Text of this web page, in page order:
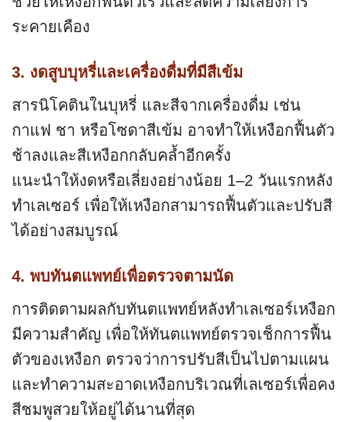
ระคายเคือง
3. งดสูบบุหรี่และเครื่องดื่มที่มีสีเข้ม
สารนิโคตินในบุหรี่ และสีจากเครื่องดื่ม เช่น
กาแฟ ชา หรือโซดาสีเข้ม อาจทำให้เหงือกฟื้นตัว
ช้าลงและสีเหงือกกลับคล้ำอีกครั้ง
แนะนำให้งดหรือเลี่ยงอย่างน้อย 1–2 วันแรกหลัง
ทำเลเซอร์ เพื่อให้เหงือกสามารถฟื้นตัวและปรับสี
ได้อย่างสมบูรณ์
4. พบทันตแพทย์เพื่อตรวจตามนัด
การติดตามผลกับทันตแพทย์หลังทำเลเซอร์เหงือก
มีความสำคัญ เพื่อให้ทันตแพทย์ตรวจเช็กการฟื้น
ตัวของเหงือก ตรวจว่าการปรับสีเป็นไปตามแผน
และทำความสะอาดเหงือกบริเวณที่เลเซอร์เพื่อคง
สีชมพูสวยให้อยู่ได้นานที่สุด